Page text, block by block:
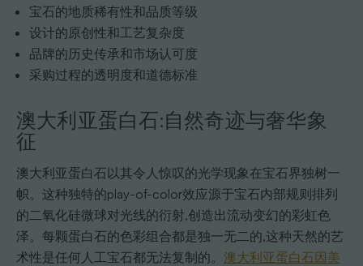
宝石的地质稀有性和品质等级
设计的原创性和工艺复杂度
品牌的历史传承和市场认可度
采购过程的透明度和道德标准
澳大利亚蛋白石:自然奇迹与奢华象
征
澳大利亚蛋白石以其令人惊叹的光学现象在宝石界独树一
帜。这种独特的play-of-color效应源于宝石内部规则排列
的二氧化硅微球对光线的衍射,创造出流动变幻的彩虹色
泽。每颗蛋白石的色彩组合都是独一无二的,这种天然的艺
术性是任何人工宝石都无法复制的。 澳大利亚蛋白石因美